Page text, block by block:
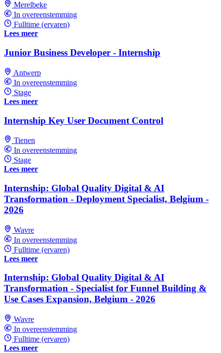
Merelbeke
In overeenstemming
Fulltime (ervaren)
Lees meer
Junior Business Developer - Internship
Antwerp
In overeenstemming
Stage
Lees meer
Internship Key User Document Control
Tienen
In overeenstemming
Stage
Lees meer
Internship: Global Quality Digital & AI
Transformation - Deployment Specialist, Belgium -
2026
Wavre
In overeenstemming
Fulltime (ervaren)
Lees meer
Internship: Global Quality Digital & AI
Transformation - Specialist for Funnel Building &
Use Cases Expansion, Belgium - 2026
Wavre
In overeenstemming
Fulltime (ervaren)
Lees meer